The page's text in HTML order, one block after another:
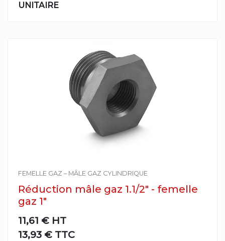
UNITAIRE
FEMELLE GAZ – MÂLE GAZ CYLINDRIQUE
Réduction mâle gaz 1.1/2" - femelle
gaz 1"
11,61 € HT
13,93 € TTC